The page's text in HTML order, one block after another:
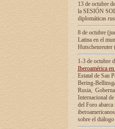
13 de octubre
la SESIÓN
diplomáticas
8 de octubre
Latina en el
1-3 de octubre
Iberoamérica
Estatal de San
Bering-
Rusia,
Internacional
del Foro
sobre el